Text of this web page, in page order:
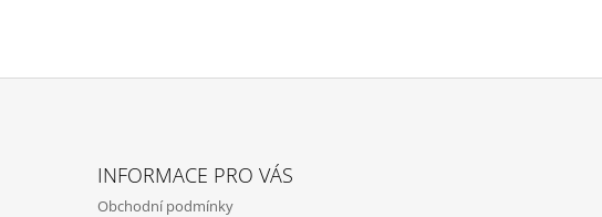
INFORMACE PRO VÁS
Obchodní podmínky